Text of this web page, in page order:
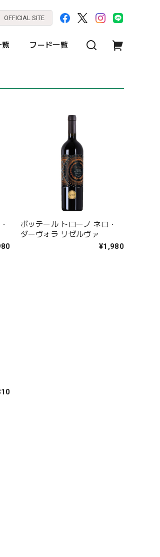
OFFICIAL SITE
覧 フード一覧
ボッテール トローノ ネロ・
ダーヴォラ リゼルヴァ
¥1,980